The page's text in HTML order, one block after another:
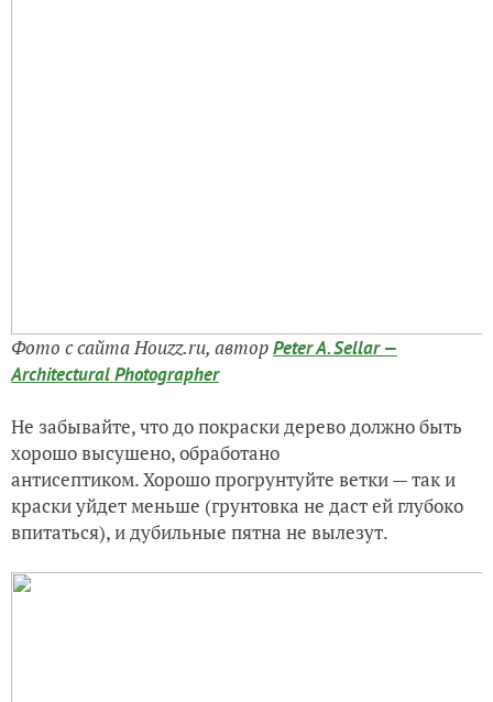
Фото с сайта Houzz.ru, авторPeter A. Sellar —
Architectural Photographer
Не забывайте, что до покраски дерево должно быть
хорошо высушено, обработано
антисептиком. Хорошо прогрунтуйте ветки — так и
краски уйдет меньше (грунтовка не даст ей глубоко
впитаться), и дубильные пятна не вылезут.